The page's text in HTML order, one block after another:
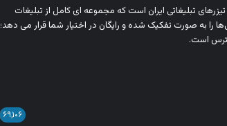
تبلیغاتی ایران است که مجموعه‌ ای کامل از تبلیغات
را به‌ صورت تفکیک‌ شده و رایگان در اختیار شما قرار می‌ دهد؛
است.
۶۹,۱۰۶